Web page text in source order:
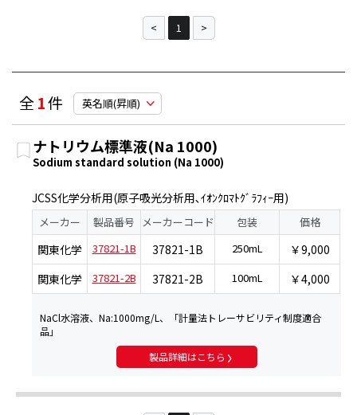
1
全1件
ナトリウム標準液(Na 1000)
Sodium standard solution (Na 1000)
JCSS化学分析用(原子吸光分析用､ｲｵﾝｸﾛﾏﾄｸﾞﾗﾌｨｰ用)
メーカー 製品番号 メーカーコード 包装 価格
関東化学 37821-1B 37821-1B 250mL
￥9,000
関東化学
37821-2B 37821-2B 100mL ￥4,000
NaCl水溶液、Na:1000mg/L、「計量法トレーサビリティ制度適合
品」
製品詳細はこちら